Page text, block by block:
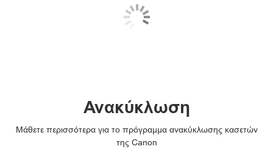
Ανακύκλωση
Μάθετε περισσότερα για το πρόγραμμα ανακύκλωσης κασετών
της Canon